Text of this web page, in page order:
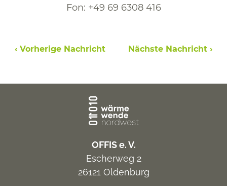
Fon: +49 69 6308 416
‹ Vorherige Nachricht Nächste Nachricht ›
OFFIS e. V.
Escherweg 2
26121 Oldenburg